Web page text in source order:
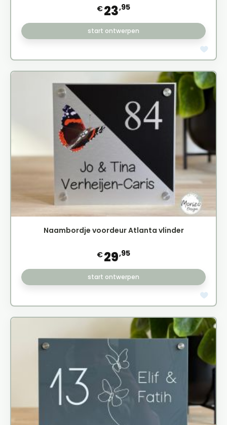
€23,95
start ontwerpen
Naambordje voordeur Atlanta vlinder
€29,95
start ontwerpen